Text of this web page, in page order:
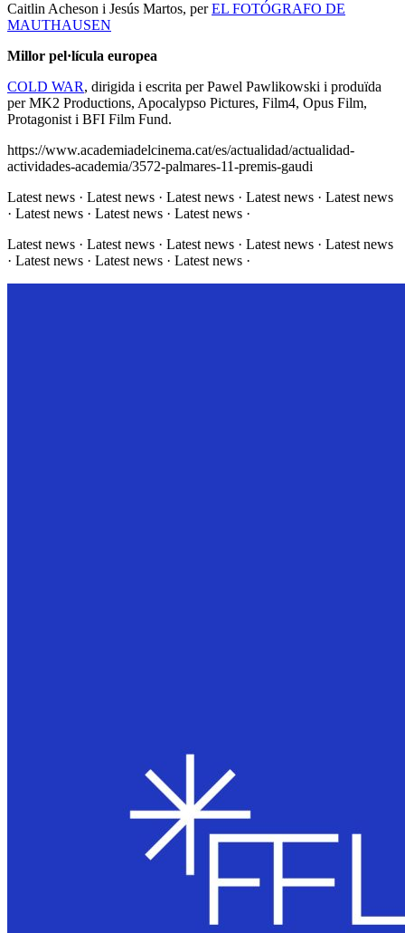
Caitlin Acheson i Jesús Martos, perEL FOTÓGRAFO DE
MAUTHAUSEN
Millor pel·lícula europea
COLD WAR, dirigida i escrita per Pawel Pawlikowski i produïda
per MK2 Productions, Apocalypso Pictures, Film4, Opus Film,
Protagonist i BFI Film Fund.
https://www.academiadelcinema.cat/es/actualidad/actualidad-
actividades-academia/3572-palmares-11-premis-gaudi
Latest news · Latest news · Latest news · Latest news · Latest news
· Latest news · Latest news · Latest news ·
Latest news · Latest news · Latest news · Latest news · Latest news
· Latest news · Latest news · Latest news ·